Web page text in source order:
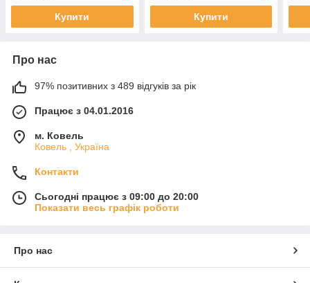
Купити Купити
Про нас
97% позитивних з 489 відгуків за рік
Працює з 04.01.2016
м. Ковель
Ковель , Україна
Контакти
Сьогодні працює з 09:00 до 20:00
Показати весь графік роботи
Про нас